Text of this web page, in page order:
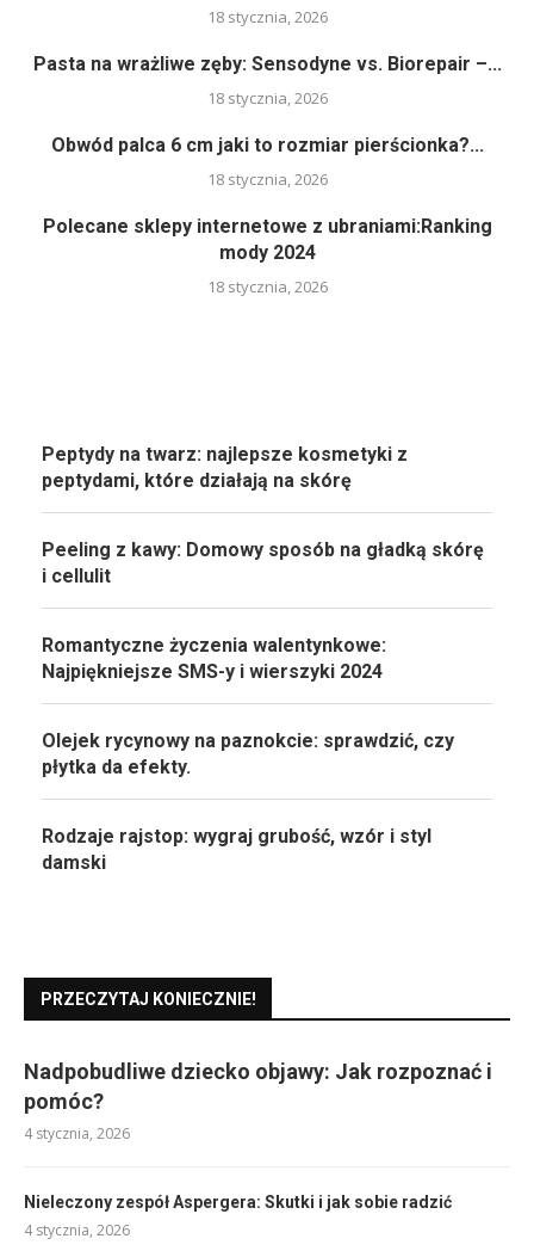
18 stycznia, 2026
Pasta na wrażliwe zęby: Sensodyne vs. Biorepair –...
18 stycznia, 2026
Obwód palca 6 cm jaki to rozmiar pierścionka?...
18 stycznia, 2026
Polecane sklepy internetowe z ubraniami:Ranking
mody 2024
18 stycznia, 2026
Peptydy na twarz: najlepsze kosmetyki z
peptydami, które działają na skórę
Peeling z kawy: Domowy sposób na gładką skórę
i cellulit
Romantyczne życzenia walentynkowe:
Najpiękniejsze SMS-y i wierszyki 2024
Olejek rycynowy na paznokcie: sprawdzić, czy
płytka da efekty.
Rodzaje rajstop: wygraj grubość, wzór i styl
damski
PRZECZYTAJ KONIECZNIE!
Nadpobudliwe dziecko objawy: Jak rozpoznać i
pomóc?
4 stycznia, 2026
Nieleczony zespół Aspergera: Skutki i jak sobie radzić
4 stycznia, 2026